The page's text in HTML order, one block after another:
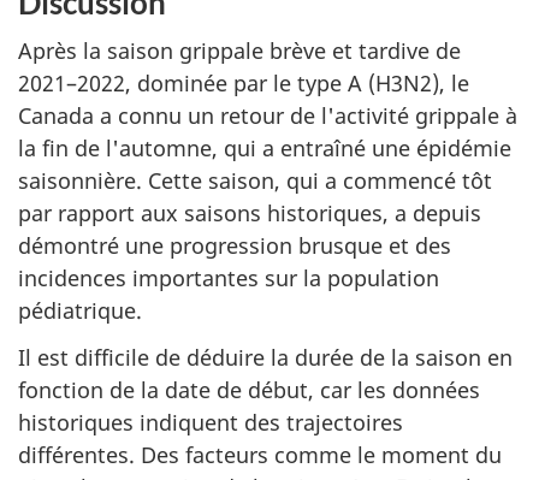
Après la saison grippale brève et tardive de
2021–2022, dominée par le type A (H3N2), le
Canada a connu un retour de l'activité grippale à
la fin de l'automne, qui a entraîné une épidémie
saisonnière. Cette saison, qui a commencé tôt
par rapport aux saisons historiques, a depuis
démontré une progression brusque et des
incidences importantes sur la population
pédiatrique.
Il est difficile de déduire la durée de la saison en
fonction de la date de début, car les données
historiques indiquent des trajectoires
différentes. Des facteurs comme le moment du